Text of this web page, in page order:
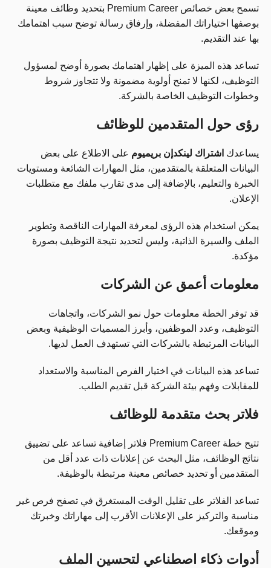
تسمح بعض خصائص Premium Career بتحديد وظائف معينة
بوصفها اختياراتك المفضلة، وإرفاق رسالة توضح سبب اهتمامك
بها عند التقديم.
تساعد هذه الميزة على إظهار اهتمامك بصورة أوضح لمسؤول
التوظيف، لكنها لا تمنح أولوية مضمونة ولا تتجاوز شروط
وخطوات التوظيف الخاصة بالشركة.
رؤى حول المتقدمين للوظائف
يساعدك اشتراك لينكدإن بريميوم على الاطلاع على بعض
البيانات المتعلقة بالمتقدمين، مثل المهارات الشائعة ومستويات
الخبرة والتعليم، بالإضافة إلى مدى تقارب ملفك مع متطلبات
الإعلان.
يمكن استخدام هذه الرؤى لمعرفة المهارات الناقصة وتطوير
الملف والسيرة الذاتية، وليس لتحديد نتيجة التوظيف بصورة
مؤكدة.
معلومات أعمق عن الشركات
قد توفر الخطة معلومات حول نمو الشركات، واتجاهات
التوظيف، وعدد الموظفين، وأبرز المسميات الوظيفية وبعض
البيانات المرتبطة بالشركات التي تستهدف العمل لديها.
تساعد هذه البيانات في اختيار الفرص المناسبة والاستعداد
للمقابلات وفهم بيئة الشركة قبل تقديم الطلب.
فلاتر بحث متقدمة للوظائف
تتيح خطة Premium Career فلاتر إضافية تساعد على تضييق
نتائج الوظائف، مثل البحث عن إعلانات ذات عدد أقل من
المتقدمين أو تحديد خصائص معينة مرتبطة بالوظيفة.
تساعد الفلاتر على تقليل الوقت المستغرق في تصفح فرص غير
مناسبة والتركيز على الإعلانات الأقرب إلى مهاراتك وخبرتك
وموقعك.
أدوات ذكاء اصطناعي لتحسين الملف